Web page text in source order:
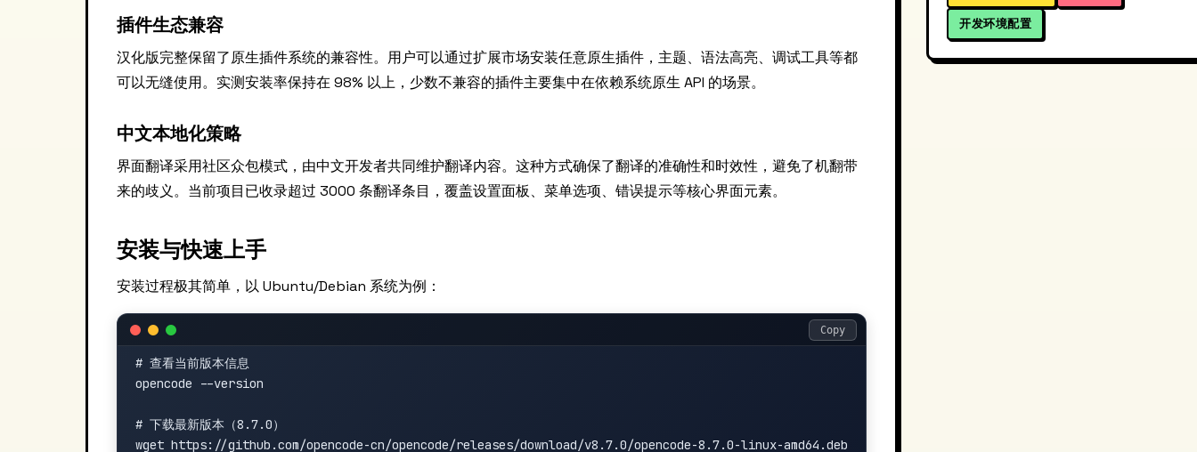
插件生态兼容
汉化版完整保留了原生插件系统的兼容性。用户可以通过扩展市场安装任意原生插件，主题、语法高亮、调试工具等都
可以无缝使用。实测安装率保持在 98% 以上，少数不兼容的插件主要集中在依赖系统原生 API 的场景。
中文本地化策略
界面翻译采用社区众包模式，由中文开发者共同维护翻译内容。这种方式确保了翻译的准确性和时效性，避免了机翻带
来的歧义。当前项目已收录超过 3000 条翻译条目，覆盖设置面板、菜单选项、错误提示等核心界面元素。
安装与快速上手
安装过程极其简单，以 Ubuntu/Debian 系统为例：
# 查看当前版本信息
opencode --version
# 下载最新版本（8.7.0）
wget https://github.com/opencode-cn/opencode/releases/download/v8.7.0/opencode-8.7.0-linux-amd64.deb
Copy
开发环境配置